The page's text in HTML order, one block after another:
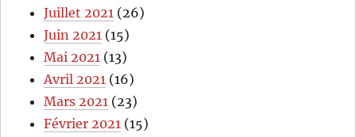
Juillet 2021 (26)
Juin 2021 (15)
Mai 2021 (13)
Avril 2021 (16)
Mars 2021 (23)
Février 2021 (15)